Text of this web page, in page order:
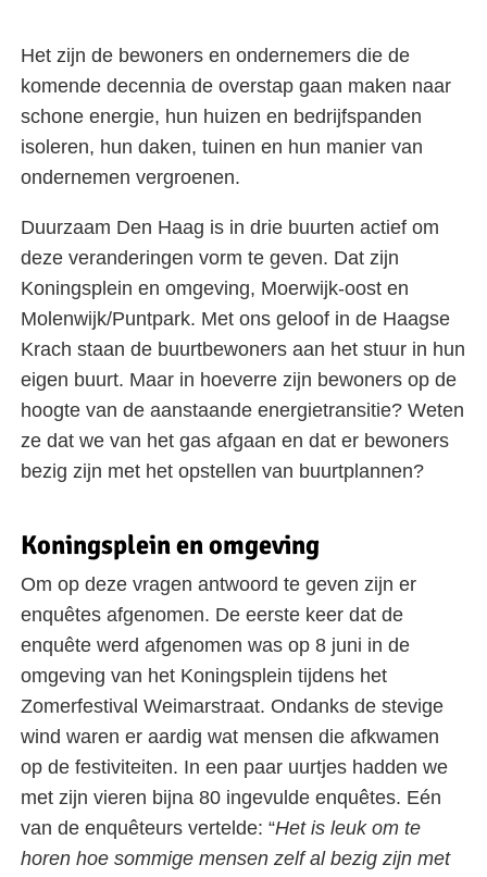
Het zijn de bewoners en ondernemers die de
komende decennia de overstap gaan maken naar
schone energie, hun huizen en bedrijfspanden
isoleren, hun daken, tuinen en hun manier van
ondernemen vergroenen.
Duurzaam Den Haag is in drie buurten actief om
deze veranderingen vorm te geven. Dat zijn
Koningsplein en omgeving, Moerwijk-oost en
Molenwijk/Puntpark. Met ons geloof in de Haagse
Krach staan de buurtbewoners aan het stuur in hun
eigen buurt. Maar in hoeverre zijn bewoners op de
hoogte van de aanstaande energietransitie? Weten
ze dat we van het gas afgaan en dat er bewoners
bezig zijn met het opstellen van buurtplannen?
Koningsplein en omgeving
Om op deze vragen antwoord te geven zijn er
enquêtes afgenomen. De eerste keer dat de
enquête werd afgenomen was op 8 juni in de
omgeving van het Koningsplein tijdens het
Zomerfestival Weimarstraat. Ondanks de stevige
wind waren er aardig wat mensen die afkwamen
op de festiviteiten. In een paar uurtjes hadden we
met zijn vieren bijna 80 ingevulde enquêtes. Eén
van de enquêteurs vertelde: “Het is leuk om te
horen hoe sommige mensen zelf al bezig zijn met